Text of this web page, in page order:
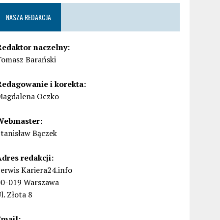
NASZA REDAKCJA
naczelny:
Barański
i korekta:
Oczko
Bączek
redakcji:
Kariera24.info
019 Warszawa
Złota 8